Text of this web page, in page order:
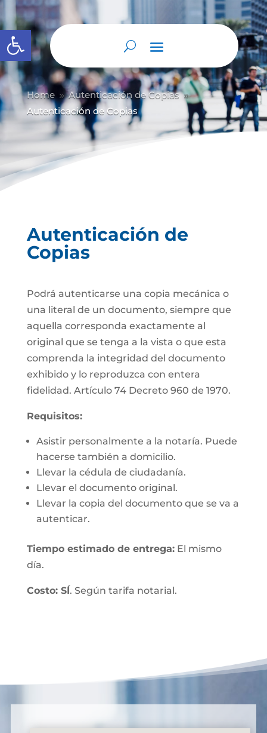
Abrir barra de herramientas
Home 9 Autenticación de Copias 9
Autenticación de Copias
Autenticación de
Copias
Podrá autenticarse una copia mecánica o
una literal de un documento, siempre que
aquella corresponda exactamente al
original que se tenga a la vista o que esta
comprenda la integridad del documento
exhibido y lo reproduzca con entera
fidelidad. Artículo 74 Decreto 960 de 1970.
Requisitos:
Asistir personalmente a la notaría. Puede
hacerse también a domicilio.
Llevar la cédula de ciudadanía.
Llevar el documento original.
Llevar la copia del documento que se va a
autenticar.
Tiempo estimado de entrega:El mismo
día.
Costo: SÍ. Según tarifa notarial.